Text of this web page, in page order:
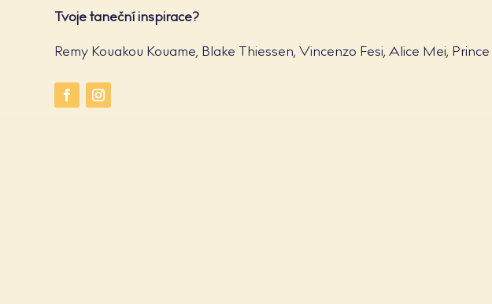
Tvoje taneční inspirace?
Remy Kouakou Kouame, Blake Thiessen, Vincenzo Fesi, Alice Mei,